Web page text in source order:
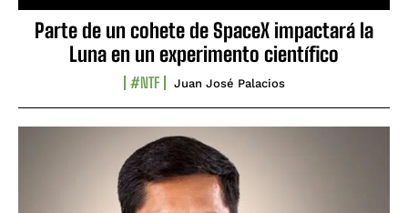
Parte de un cohete de SpaceX impactará la
Luna en un experimento científico
#NTF Juan José Palacios